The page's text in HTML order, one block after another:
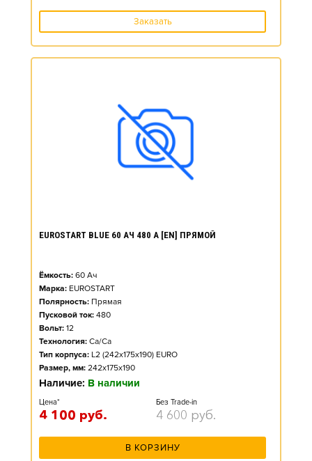
Заказать
EUROSTART BLUE 60 АЧ 480 А [EN] ПРЯМОЙ
Ёмкость: 60 Ач
Марка: EUROSTART
Полярность: Прямая
Пусковой ток: 480
Вольт: 12
Технология: Ca/Ca
Тип корпуса: L2 (242x175x190) EURO
Размер, мм: 242x175x190
Наличие: В наличии
Цена*
4 100 руб.
Без Trade-in
4 600 руб.
В КОРЗИНУ